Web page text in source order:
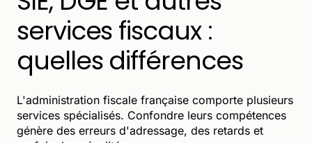
services fiscaux :
quelles différences
L'administration fiscale française comporte plusieurs
services spécialisés. Confondre leurs compétences
génère des erreurs d'adressage, des retards et